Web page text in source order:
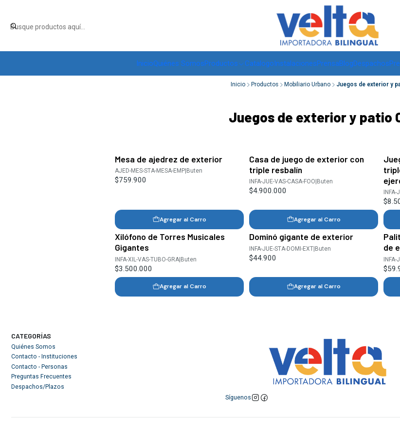
InicioQuiénes SomosProductos CatalogoInstalacionesPrensaBlogDespachos
Envíos a todo Chile, RM de 1 a 3 días hábiles,
Inicio Productos Mobiliario Urbano Juegos de exterior y
Juegos de exterior y patio
Mesa de ajedrez de exterior
AJED-MES-STA-MESA-EMP| Buten
$759.900
Agregar al Carro
Casa de juego de exterior con
triple resbalín
INFA-JUE-VAS-CASA-FOO Buten
$4.900.000
Agregar al Carro
Xilófono de Torres Musicales
Gigantes
INFA-XIL-VAS-TUBO-GRA|Buten
$3.500.000
Agregar al Carro
Dominó gigante de exterior
INFA-JUE-STA-DOMI-EXT|Buten
$44.900
Agregar al Carro
de
INFA-
CATEGORÍAS
Quiénes Somos
Contacto - Instituciones
Contacto - Personas
Preguntas Frecuentes
Despachos/Plazos
Síguenos